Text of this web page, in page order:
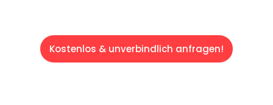
Kostenlos & unverbindlich anfragen!